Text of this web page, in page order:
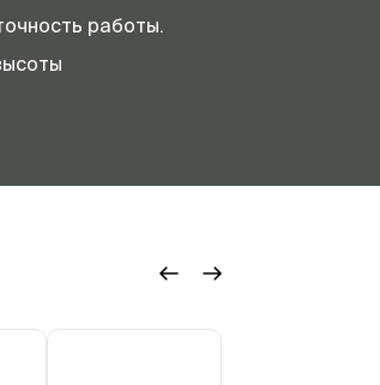
работы.